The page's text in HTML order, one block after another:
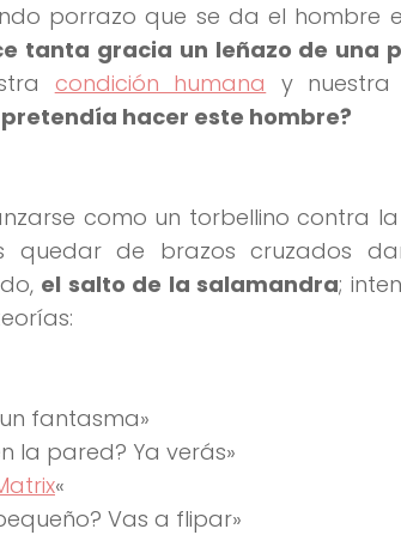
porrazo que se da el hombre
tanta gracia un leñazo de una
condición humana y
pretendía hacer este hombre?
como un torbellino contra
quedar de brazos cruzados
el salto de la salamandra;
fantasma»
la pared? Ya verás»
«
Vas a flipar»